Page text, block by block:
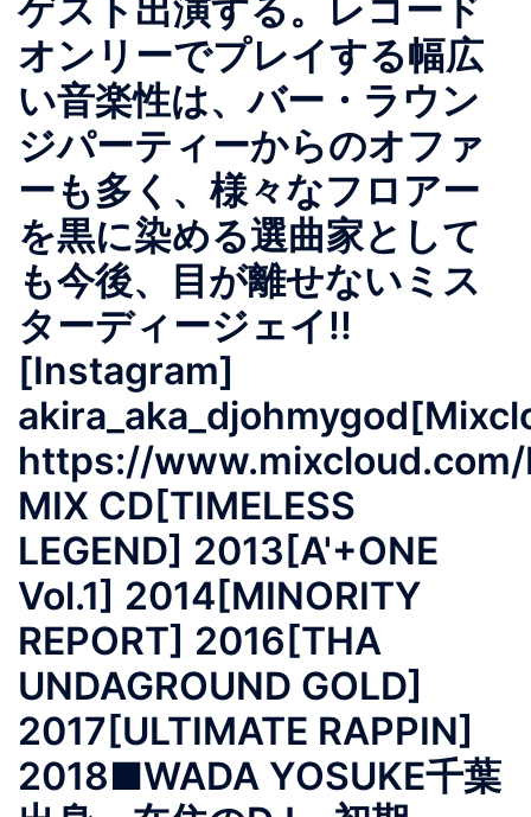
ゲスト出演する。レコード
オンリーでプレイする幅広
い音楽性は、バー・ラウン
ジパーティーからのオファ
ーも多く、様々なフロアー
を黒に染める選曲家として
も今後、目が離せないミス
ターディージェイ!!
[Instagram]
https://www.mixcloud.com/
MIX CD[TIMELESS
LEGEND] 2013[A'+ONE
Vol.1] 2014[MINORITY
REPORT] 2016[THA
UNDAGROUND GOLD]
2017[ULTIMATE RAPPIN]
2018■WADA YOSUKE千葉